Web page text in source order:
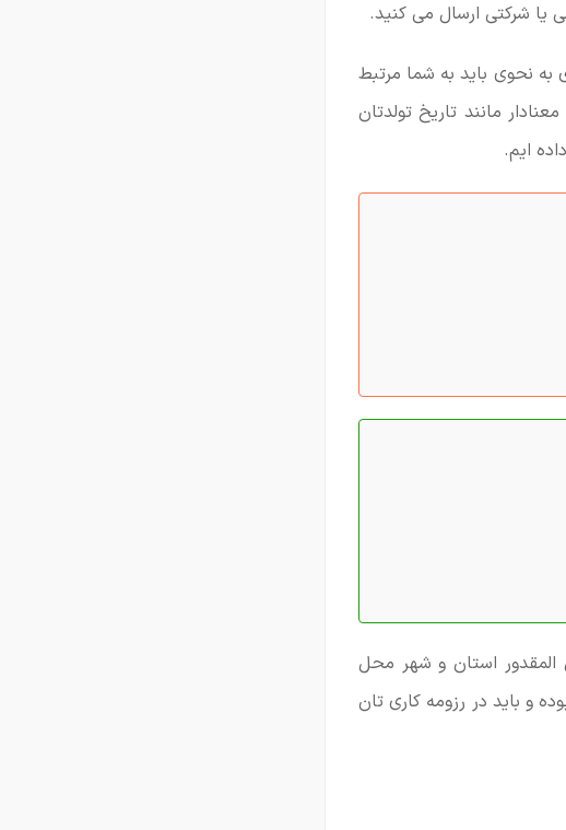
یا شرکتی ارسال می کنید.
به نحوی باید به شما مرتبط
مانند تاریخ تولدتان
ایم.
المقدور استان و شهر محل
و باید در رزومه کاری تان